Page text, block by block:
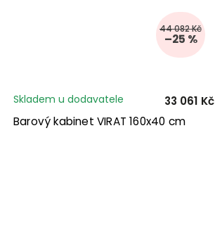
44 082 Kč
–25 %
Barový kabinet VIRAT 160x40 cm
Skladem u dodavatele 33 061 Kč